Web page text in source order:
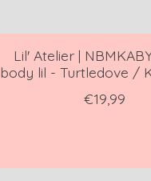
Lil' Atelier |
body lil - Turtledove /
€19,99